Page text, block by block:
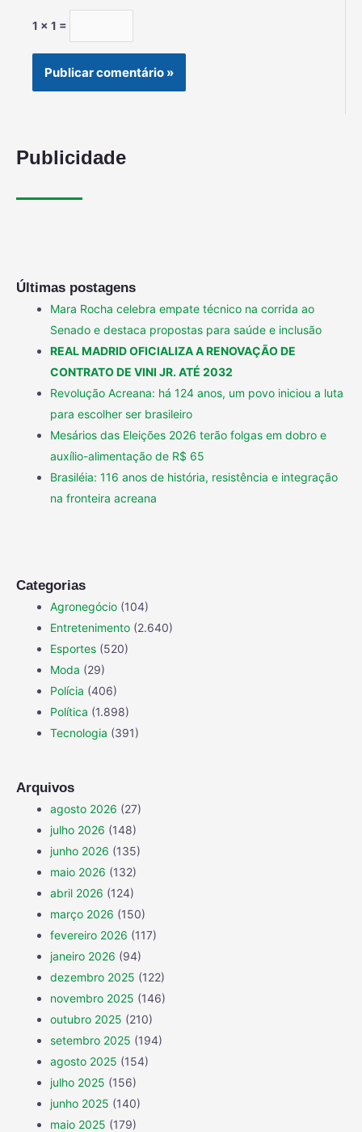
1 × 1 =
Publicidade
Últimas postagens
Mara Rocha celebra empate técnico na corrida ao
Senado e destaca propostas para saúde e inclusão
REAL MADRID OFICIALIZA A RENOVAÇÃO DE
CONTRATO DE VINI JR. ATÉ 2032
Revolução Acreana: há 124 anos, um povo iniciou a luta
para escolher ser brasileiro
Mesários das Eleições 2026 terão folgas em dobro e
auxílio-alimentação de R$ 65
Brasiléia: 116 anos de história, resistência e integração
na fronteira acreana
Categorias
Agronegócio (104)
Entretenimento (2.640)
Esportes (520)
Moda (29)
Polícia (406)
Política (1.898)
Tecnologia (391)
Arquivos
agosto 2026 (27)
julho 2026 (148)
junho 2026 (135)
maio 2026 (132)
abril 2026 (124)
março 2026 (150)
fevereiro 2026 (117)
janeiro 2026 (94)
dezembro 2025 (122)
novembro 2025 (146)
outubro 2025 (210)
setembro 2025 (194)
agosto 2025 (154)
julho 2025 (156)
junho 2025 (140)
maio 2025 (179)